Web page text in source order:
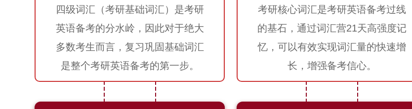
四级词汇（考研基础词汇）是考研
英语备考的分水岭，因此对于绝大
多数考生而言，复习巩固基础词汇
是整个考研英语备考的第一步。
考研核心词汇是考研英语备考过线
的基石，通过词汇营21天高强度记
忆，可以有效实现词汇量的快速增
长，增强备考信心。